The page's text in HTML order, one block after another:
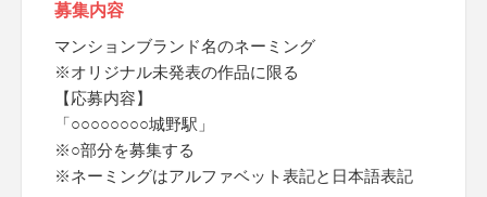
募集内容
マンションブランド名のネーミング
※オリジナル未発表の作品に限る
【応募内容】
「○○○○○○○○城野駅」
※○部分を募集する
※ネーミングはアルファベット表記と日本語表記